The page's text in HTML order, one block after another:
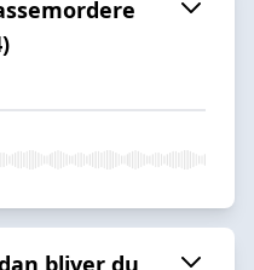
bliver du